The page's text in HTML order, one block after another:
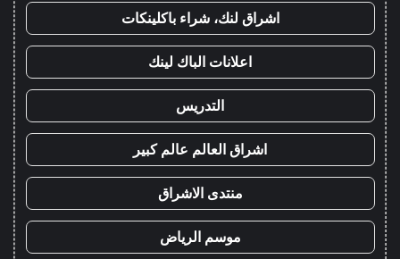
اشراق لنك، شراء باكلينكات
اعلانات الباك لينك
التدريس
اشراق العالم عالم كبير
منتدى الاشراق
موسم الرياض